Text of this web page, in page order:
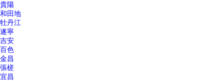
貴陽
和田地
牡丹江
遂寧
吉安
百色
金昌
張槎
宜昌